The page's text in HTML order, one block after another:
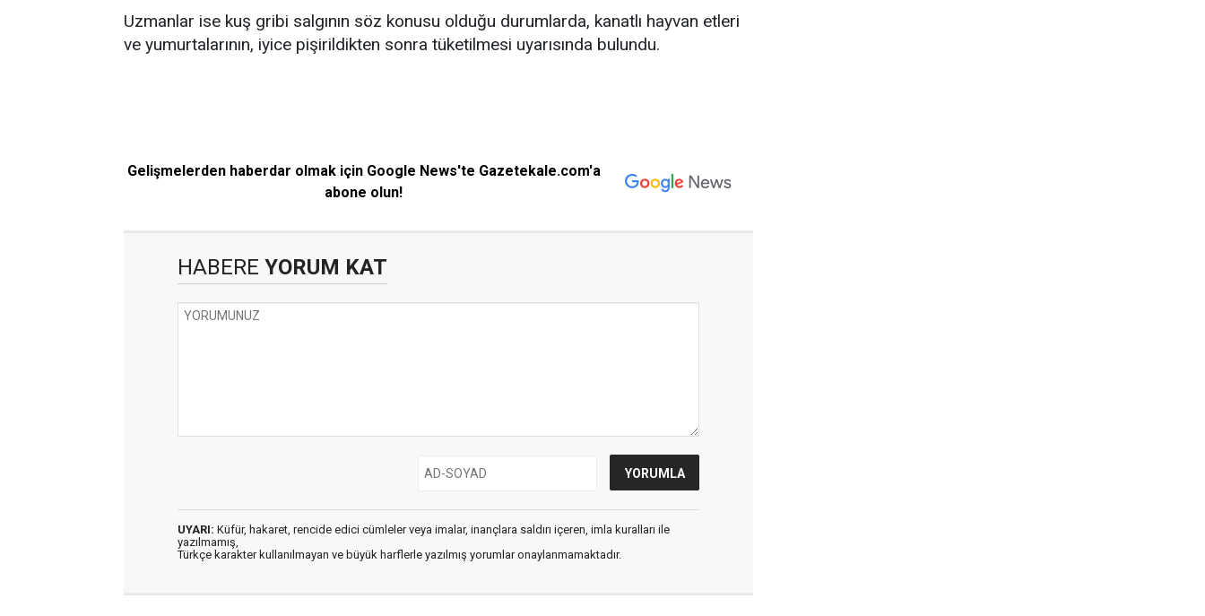
Uzmanlar ise kuş gribi salgının söz konusu olduğu durumlarda, kanatlı hayvan etleri
ve yumurtalarının, iyice pişirildikten sonra tüketilmesi uyarısında bulundu.
Gelişmelerden haberdar olmak için Google News'te Gazetekale.com'a
abone olun!
HABERE YORUM KAT
UYARI: Küfür, hakaret, rencide edici cümleler veya imalar, inançlara saldırı içeren, imla kuralları ile
yazılmamış,
Türkçe karakter kullanılmayan ve büyük harflerle yazılmış yorumlar onaylanmamaktadır.